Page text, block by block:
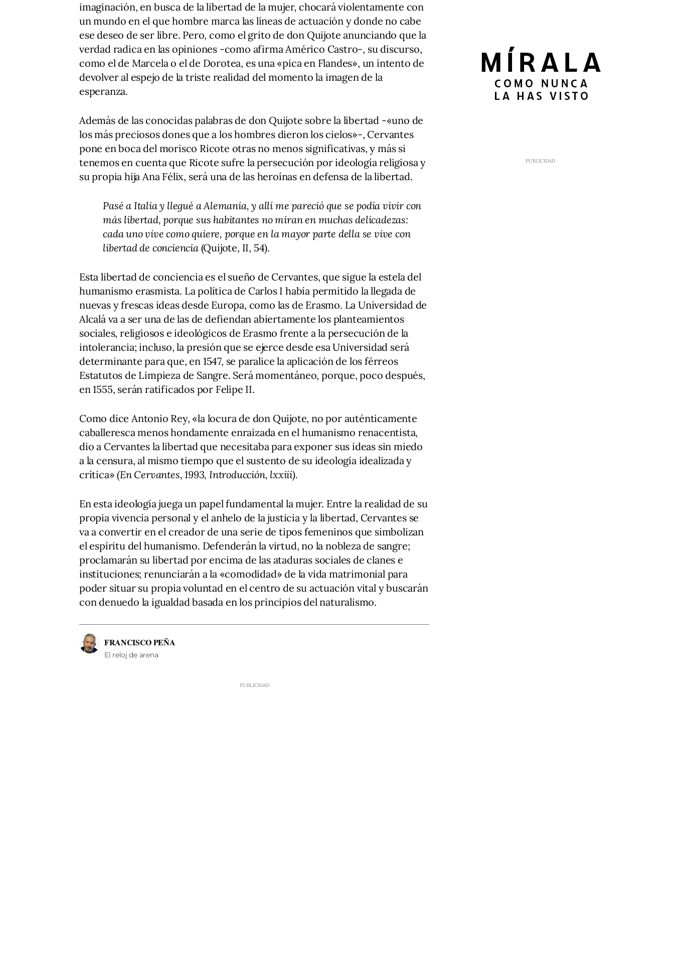
imaginación, en busca de la libertad de la mujer, chocará violentamente con
un mundo en el que hombre marca las líneas de actuación y donde no cabe
ese deseo de ser libre. Pero, como el grito de don Quijote anunciando que la
verdad radica en las opiniones -como afirma Américo Castro-, su discurso,
como el de Marcela o el de Dorotea, es una «pica en Flandes», un intento de
devolver al espejo de la triste realidad del momento la imagen de la
esperanza.
Además de las conocidas palabras de don Quijote sobre la libertad -«uno de
los más preciosos dones que a los hombres dieron los cielos»-, Cervantes
pone en boca del morisco Ricote otras no menos significativas, y más si
tenemos en cuenta que Ricote sufre la persecución por ideología religiosa y
su propia hija Ana Félix, será una de las heroínas en defensa de la libertad.
Pasé a Italia y llegué a Alemania, y allí me pareció que se podía vivir con
más libertad, porque sus habitantes no miran en muchas delicadezas:
cada uno vive como quiere, porque en la mayor parte della se vive con
libertad de conciencia (Quijote, II, 54).
Esta libertad de conciencia es el sueño de Cervantes, que sigue la estela del
humanismo erasmista. La política de Carlos I había permitido la llegada de
nuevas y frescas ideas desde Europa, como las de Erasmo. La Universidad de
Alcalá va a ser una de las de defiendan abiertamente los planteamientos
sociales, religiosos e ideológicos de Erasmo frente a la persecución de la
intolerancia; incluso, la presión que se ejerce desde esa Universidad será
determinante para que, en 1547, se paralice la aplicación de los férreos
Estatutos de Limpieza de Sangre. Será momentáneo, porque, poco después,
en 1555, serán ratificados por Felipe II.
Como dice Antonio Rey, «la locura de don Quijote, no por auténticamente
caballeresca menos hondamente enraizada en el humanismo renacentista,
dio a Cervantes la libertad que necesitaba para exponer sus ideas sin miedo
a la censura, al mismo tiempo que el sustento de su ideología idealizada y
crítica»(En Cervantes, 1993, Introducción, lxxiii).
En esta ideología juega un papel fundamental la mujer. Entre la realidad de su
propia vivencia personal y el anhelo de la justicia y la libertad, Cervantes se
va a convertir en el creador de una serie de tipos femeninos que simbolizan
el espíritu del humanismo. Defenderán la virtud, no la nobleza de sangre;
proclamarán su libertad por encima de las ataduras sociales de clanes e
instituciones; renunciarán a la «comodidad» de la vida matrimonial para
poder situar su propia voluntad en el centro de su actuación vital y buscarán
con denuedo la igualdad basada en los principios del naturalismo.
FRANCISCO PEÑA
El reloj de arena